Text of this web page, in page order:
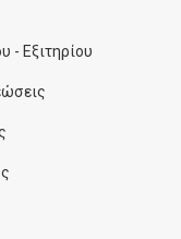
- Εξιτηρίου